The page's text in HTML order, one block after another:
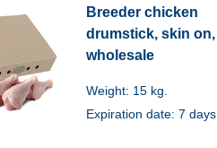
Breeder chicken
drumstick, skin on,
wholesale
Weight: 15 kg.
Expiration date: 7 days.